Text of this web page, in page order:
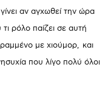
αν αγχωθεί την ώρα
ρόλο παίζει σε αυτή
με χιούμορ, και
που λίγο πολύ όλοι